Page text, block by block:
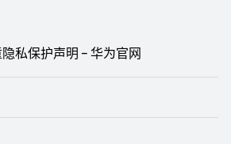
私保护声明 – 华为官网